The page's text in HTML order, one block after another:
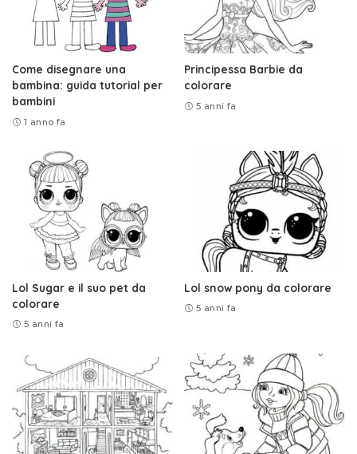
Come disegnare una
bambina: guida tutorial per
bambini
1 anno fa
Principessa Barbie da
colorare
5 anni fa
Lol Sugar e il suo pet da
colorare
5 anni fa
Lol snow pony da colorare
5 anni fa